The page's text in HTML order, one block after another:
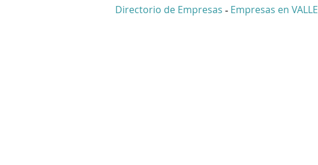
Directorio de Empresas - Empresas en VALLE